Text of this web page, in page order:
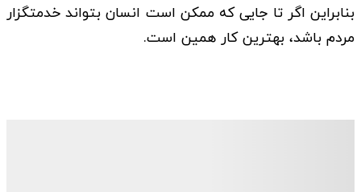
بنابراین اگر تا جایی که ممکن است انسان بتواند خدمتگزار
مردم باشد، بهترین کار همین است.